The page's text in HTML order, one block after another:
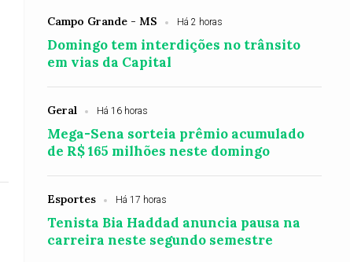
Campo Grande - MS Há 2 horas
Domingo tem interdições no trânsito
em vias da Capital
Geral Há 16 horas
Mega-Sena sorteia prêmio acumulado
de R$ 165 milhões neste domingo
Esportes Há 17 horas
Tenista Bia Haddad anuncia pausa na
carreira neste segundo semestre